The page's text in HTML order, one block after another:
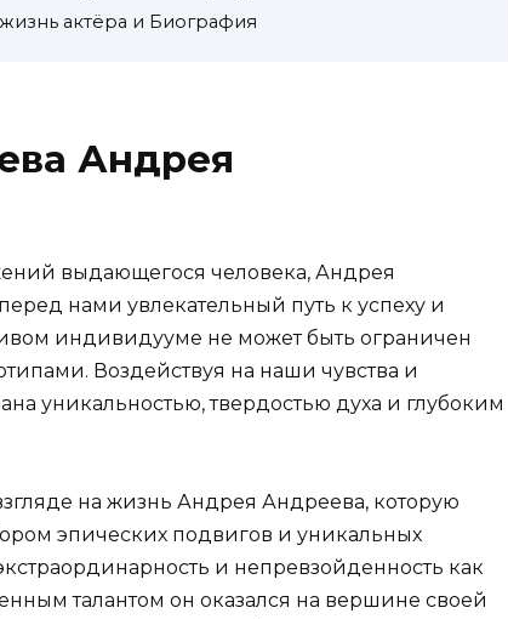
актёра и Биография
Андрея
выдающегося человека, Андрея
нами увлекательный путь к успеху и
индивидууме не может быть ограничен
Воздействуя на наши чувства и
уникальностью, твердостью духа и глубоким
на жизнь Андрея Андреева, которую
эпических подвигов и уникальных
и непревзойденность как
талантом он оказался на вершине своей